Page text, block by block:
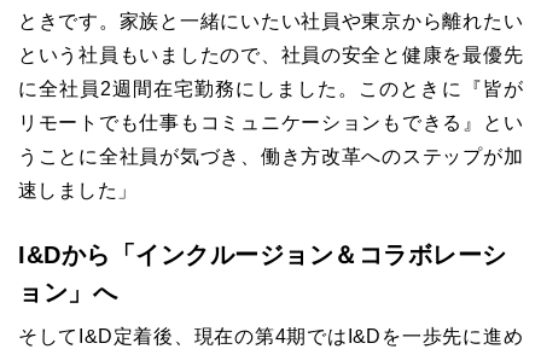
ときです。家族と一緒にいたい社員や東京から離れたい
という社員もいましたので、社員の安全と健康を最優先
に全社員2週間在宅勤務にしました。このときに『皆が
リモートでも仕事もコミュニケーションもできる』とい
うことに全社員が気づき、働き方改革へのステップが加
速しました」
I&Dから「インクルージョン＆コラボレーシ
ョン」へ
そしてI&D定着後、現在の第4期ではI&Dを一歩先に進め